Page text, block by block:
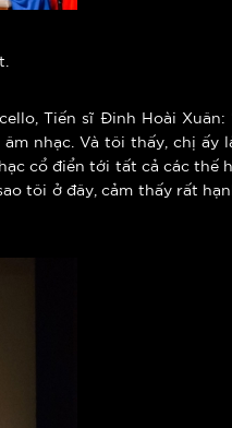
Tiến sĩ Đinh Hoài Xuân:
nhạc. Và tôi thấy, chị ấy
cổ điển tới tất cả các thế
tôi ở đây, cảm thấy rất